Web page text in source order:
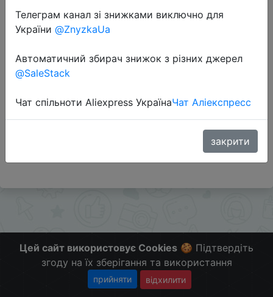
Перейти до магазину
Додаткова інформація відсутня.
Слідкуйте за знижками на мобільному, в телеграм
Цей сайт використовує Cookies 🍪 Підтвердіть
згоду на їх зберігання та використання
прийняти відхилити
Телеграм канал зі знижками виключно для
України @ZnyzkaUa
Автоматичний збирач знижок з різних джерел
@SaleStack
Чат спільноти Aliexpress УкраїнаЧат Аліекспресс
закрити